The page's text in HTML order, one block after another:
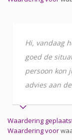
Hi, vandaag
goed de
persoon kon
advies aan
Waardering
Waardering voor